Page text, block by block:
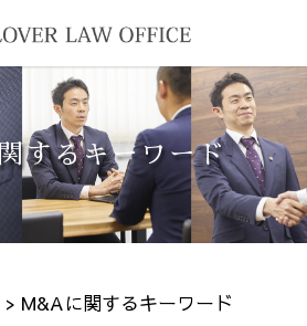
するキーワード
> M&Aに関するキーワード